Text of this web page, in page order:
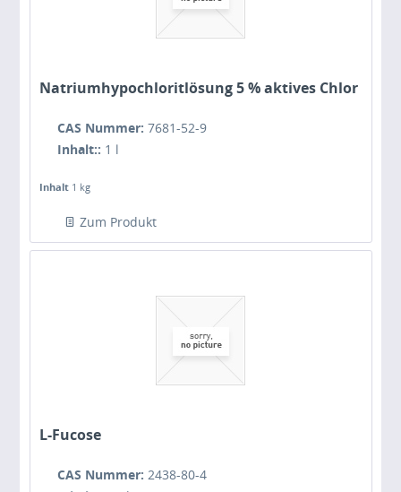
Natriumhypochloritlösung 5 % aktives Chlor
CAS Nummer: 7681-52-9
Inhalt:: 1 l
Inhalt 1 kg
Zum Produkt
L-Fucose
CAS Nummer: 2438-80-4